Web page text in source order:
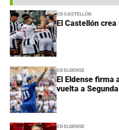
CD CASTELLÓN
El Castellón
CD ELDENSE
El Eldense firma
vuelta a Segunda
CD ELDENSE